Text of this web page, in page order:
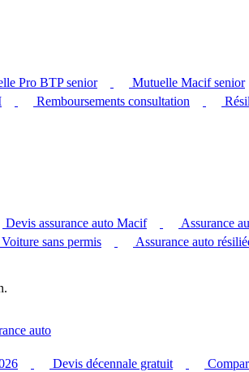
Pro BTP senior
Mutuelle Macif senior
Remboursements consultation
Devis assurance auto Macif
Assurance
Voiture sans permis Assurance auto
auto
Devis décennale gratuit